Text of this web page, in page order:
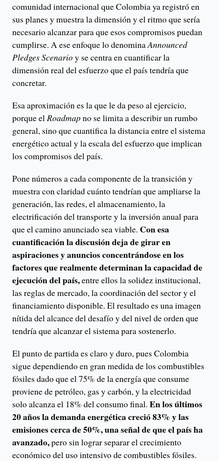
comunidad internacional que Colombia ya registró en
sus planes y muestra la dimensión y el ritmo que sería
necesario alcanzar para que esos compromisos puedan
cumplirse. A ese enfoque lo denominaAnnounced
Pledges Scenarioy se centra en cuantificar la
dimensión real del esfuerzo que el país tendría que
concretar.
Esa aproximación es la que le da peso al ejercicio,
porque el Roadmapno se limita a describir un rumbo
general, sino que cuantifica la distancia entre el sistema
energético actual y la escala del esfuerzo que implican
los compromisos del país.
Pone números a cada componente de la transición y
muestra con claridad cuánto tendrían que ampliarse la
generación, las redes, el almacenamiento, la
electrificación del transporte y la inversión anual para
que el camino anunciado sea viable. Con esa
cuantificación la discusión deja de girar en
aspiraciones y anuncios concentrándose en los
factores que realmente determinan la capacidad de
ejecución del país,entre ellos la solidez institucional,
las reglas de mercado, la coordinación del sector y el
financiamiento disponible. El resultado es una imagen
nítida del alcance del desafío y del nivel de orden que
tendría que alcanzar el sistema para sostenerlo.
El punto de partida es claro y duro, pues Colombia
sigue dependiendo en gran medida de los combustibles
fósiles dado que el 75% de la energía que consume
proviene de petróleo, gas y carbón, y la electricidad
solo alcanza el 18% del consumo final. En los últimos
20 años la demanda energética creció 83% y las
emisiones cerca de 50%, una señal de que el país ha
avanzado,pero sin lograr separar el crecimiento
económico del uso intensivo de combustibles fósiles.